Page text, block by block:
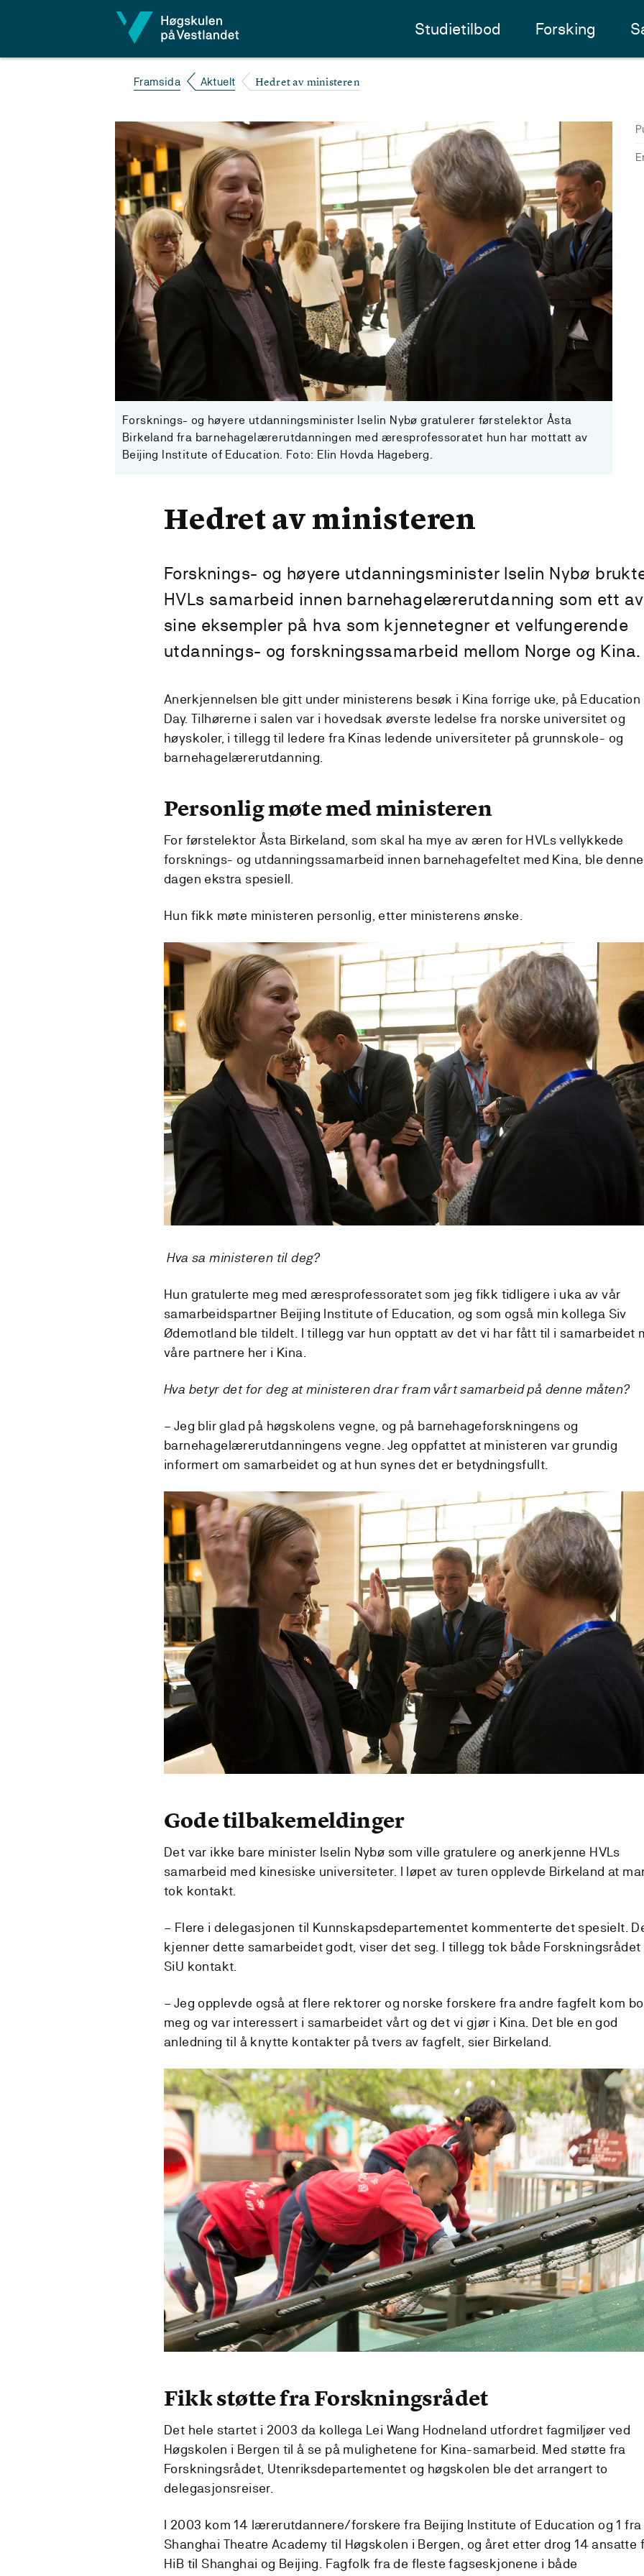
Studietilbod Forsking
Framsida Aktuelt Hedret av ministeren
Forsknings- og høyere utdanningsminister Iselin Nybø gratulerer førstelektor Åsta
Birkeland fra barnehagelærerutdanningen med æresprofessoratet hun har mottatt av
Beijing Institute of Education. Foto: Elin Hovda Hageberg.
Hedret av ministeren
Forsknings- og høyere utdanningsminister Iselin Nybø
HVLs samarbeid innen barnehagelærerutdanning som ett av
sine eksempler på hva som kjennetegner et velfungerende
utdannings- og forskningssamarbeid mellom Norge og Kina.
Anerkjennelsen ble gitt under ministerens besøk i Kina forrige uke, på Education
Day. Tilhørerne i salen var i hovedsak øverste ledelse fra norske universitet og
høyskoler, i tillegg til ledere fra Kinas ledende universiteter på grunnskole- og
barnehagelærerutdanning.
Personlig møte med ministeren
For førstelektor Åsta Birkeland, som skal ha mye av æren for HVLs vellykkede
forsknings- og utdanningssamarbeid innen barnehagefeltet med Kina, ble denne
dagen ekstra spesiell.
Hun fikk møte ministeren personlig, etter ministerens ønske.
Hva sa ministeren til deg?
Hun gratulerte meg med æresprofessoratet som jeg fikk tidligere i uka av vår
samarbeidspartner Beijing Institute of Education, og som også min kollega Siv
Ødemotland ble tildelt. I tillegg var hun opptatt av det vi har fått til i samarbeidet
våre partnere her i Kina.
Hva betyr det for deg at ministeren drar fram vårt samarbeid på denne måten?
– Jeg blir glad på høgskolens vegne, og på barnehageforskningens og
barnehagelærerutdanningens vegne. Jeg oppfattet at ministeren var grundig
informert om samarbeidet og at hun synes det er betydningsfullt.
Gode tilbakemeldinger
Det var ikke bare minister Iselin Nybø som ville gratulere og anerkjenne HVLs
samarbeid med kinesiske universiteter. I løpet av turen opplevde Birkeland at
tok kontakt.
– Flere i delegasjonen til Kunnskapsdepartementet kommenterte det spesielt.
kjenner dette samarbeidet godt, viser det seg. I tillegg tok både Forskningsrådet
SiU kontakt.
– Jeg opplevde også at flere rektorer og norske forskere fra andre fagfelt kom
meg og var interessert i samarbeidet vårt og det vi gjør i Kina. Det ble en god
anledning til å knytte kontakter på tvers av fagfelt, sier Birkeland.
Fikk støtte fra Forskningsrådet
Det hele startet i 2003 da kollega Lei Wang Hodneland utfordret fagmiljøer ved
Høgskolen i Bergen til å se på mulighetene for Kina-samarbeid. Med støtte fra
Forskningsrådet, Utenriksdepartementet og høgskolen ble det arrangert to
delegasjonsreiser.
I 2003 kom 14 lærerutdannere/forskere fra Beijing Institute of Education og 1 fra
Shanghai Theatre Academy til Høgskolen i Bergen, og året etter drog 14 ansatte
HiB til Shanghai og Beijing. Fagfolk fra de fleste fagseskjonene i både